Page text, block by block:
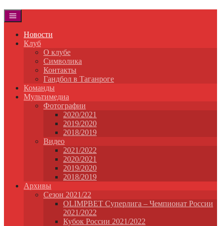
Новости
Клуб
О клубе
Символика
Контакты
Гандбол в Таганроге
Команды
Мультимедиа
Фотографии
2020/2021
2019/2020
2018/2019
Видео
2021/2022
2020/2021
2019/2020
2018/2019
Архивы
Сезон 2021/22
OLIMPBET Суперлига – Чемпионат России
2021/2022
Кубок России 2021/2022